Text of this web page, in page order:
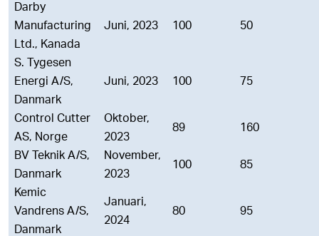
Darby
Manufacturing
Ltd., Kanada
Juni, 2023 100 50
S. Tygesen
Energi A/S,
Danmark
Juni, 2023 100 75
Control Cutter
AS, Norge
Oktober,
2023
89 160
BV Teknik A/S,
Danmark
November,
2023
100 85
Kemic
Vandrens A/S,
Danmark
Januari,
2024
80 95